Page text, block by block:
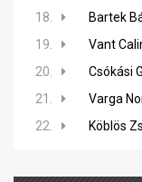
18.
Bartek
19.
Vant
20.
Csókási
21.
Varga
22.
Köblös